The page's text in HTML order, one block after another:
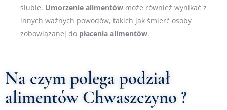
ślubie. Umorzenie alimentów może również wynikać z
innych ważnych powodów, takich jak śmierć osoby
zobowiązanej do płacenia alimentów.
Na czym polega podział
alimentów Chwaszczyno ?